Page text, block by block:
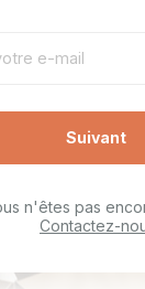
Suivant
n'êtes pas
Contactez-